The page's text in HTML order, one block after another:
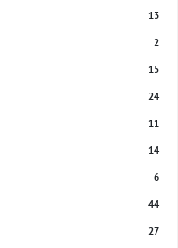
13
2
15
24
11
14
6
44
27